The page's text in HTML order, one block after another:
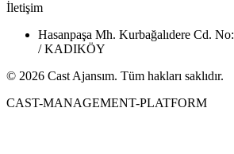
İletişim
Hasanpaşa Mh. Kurbağalıdere Cd.
/ KADIKÖY
© 2026 Cast Ajansım. Tüm hakları saklıdır.
CAST-MANAGEMENT-PLATFORM